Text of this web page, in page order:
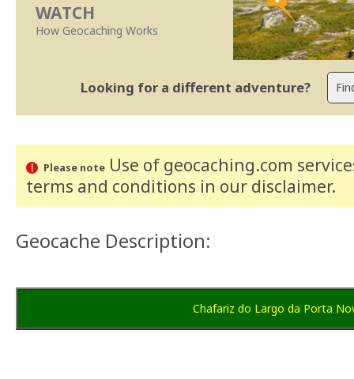
WATCH
How Geocaching Works
Looking for a different adventure?
Please noteUse of geocaching.com
terms and conditions in our disclaimer.
Geocache Description:
Chafariz do Largo da Porta